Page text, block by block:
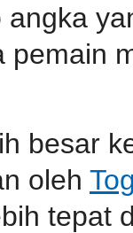
angka
pemain
besar
oleh
tepat